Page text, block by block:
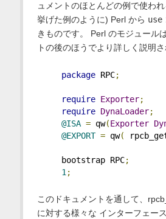
ュメントのほとんどの例で使わ
挙げた例のように) Perl から use
きものです。 Perl のモジュール
トの後のほうでより詳しく説明さ
package RPC;
require Exporter;
require DynaLoader;
@ISA = qw(Exporter
@EXPORT = qw(
bootstrap RPC;
1;
このドキュメントを通して、
に対する様々な インターフェー